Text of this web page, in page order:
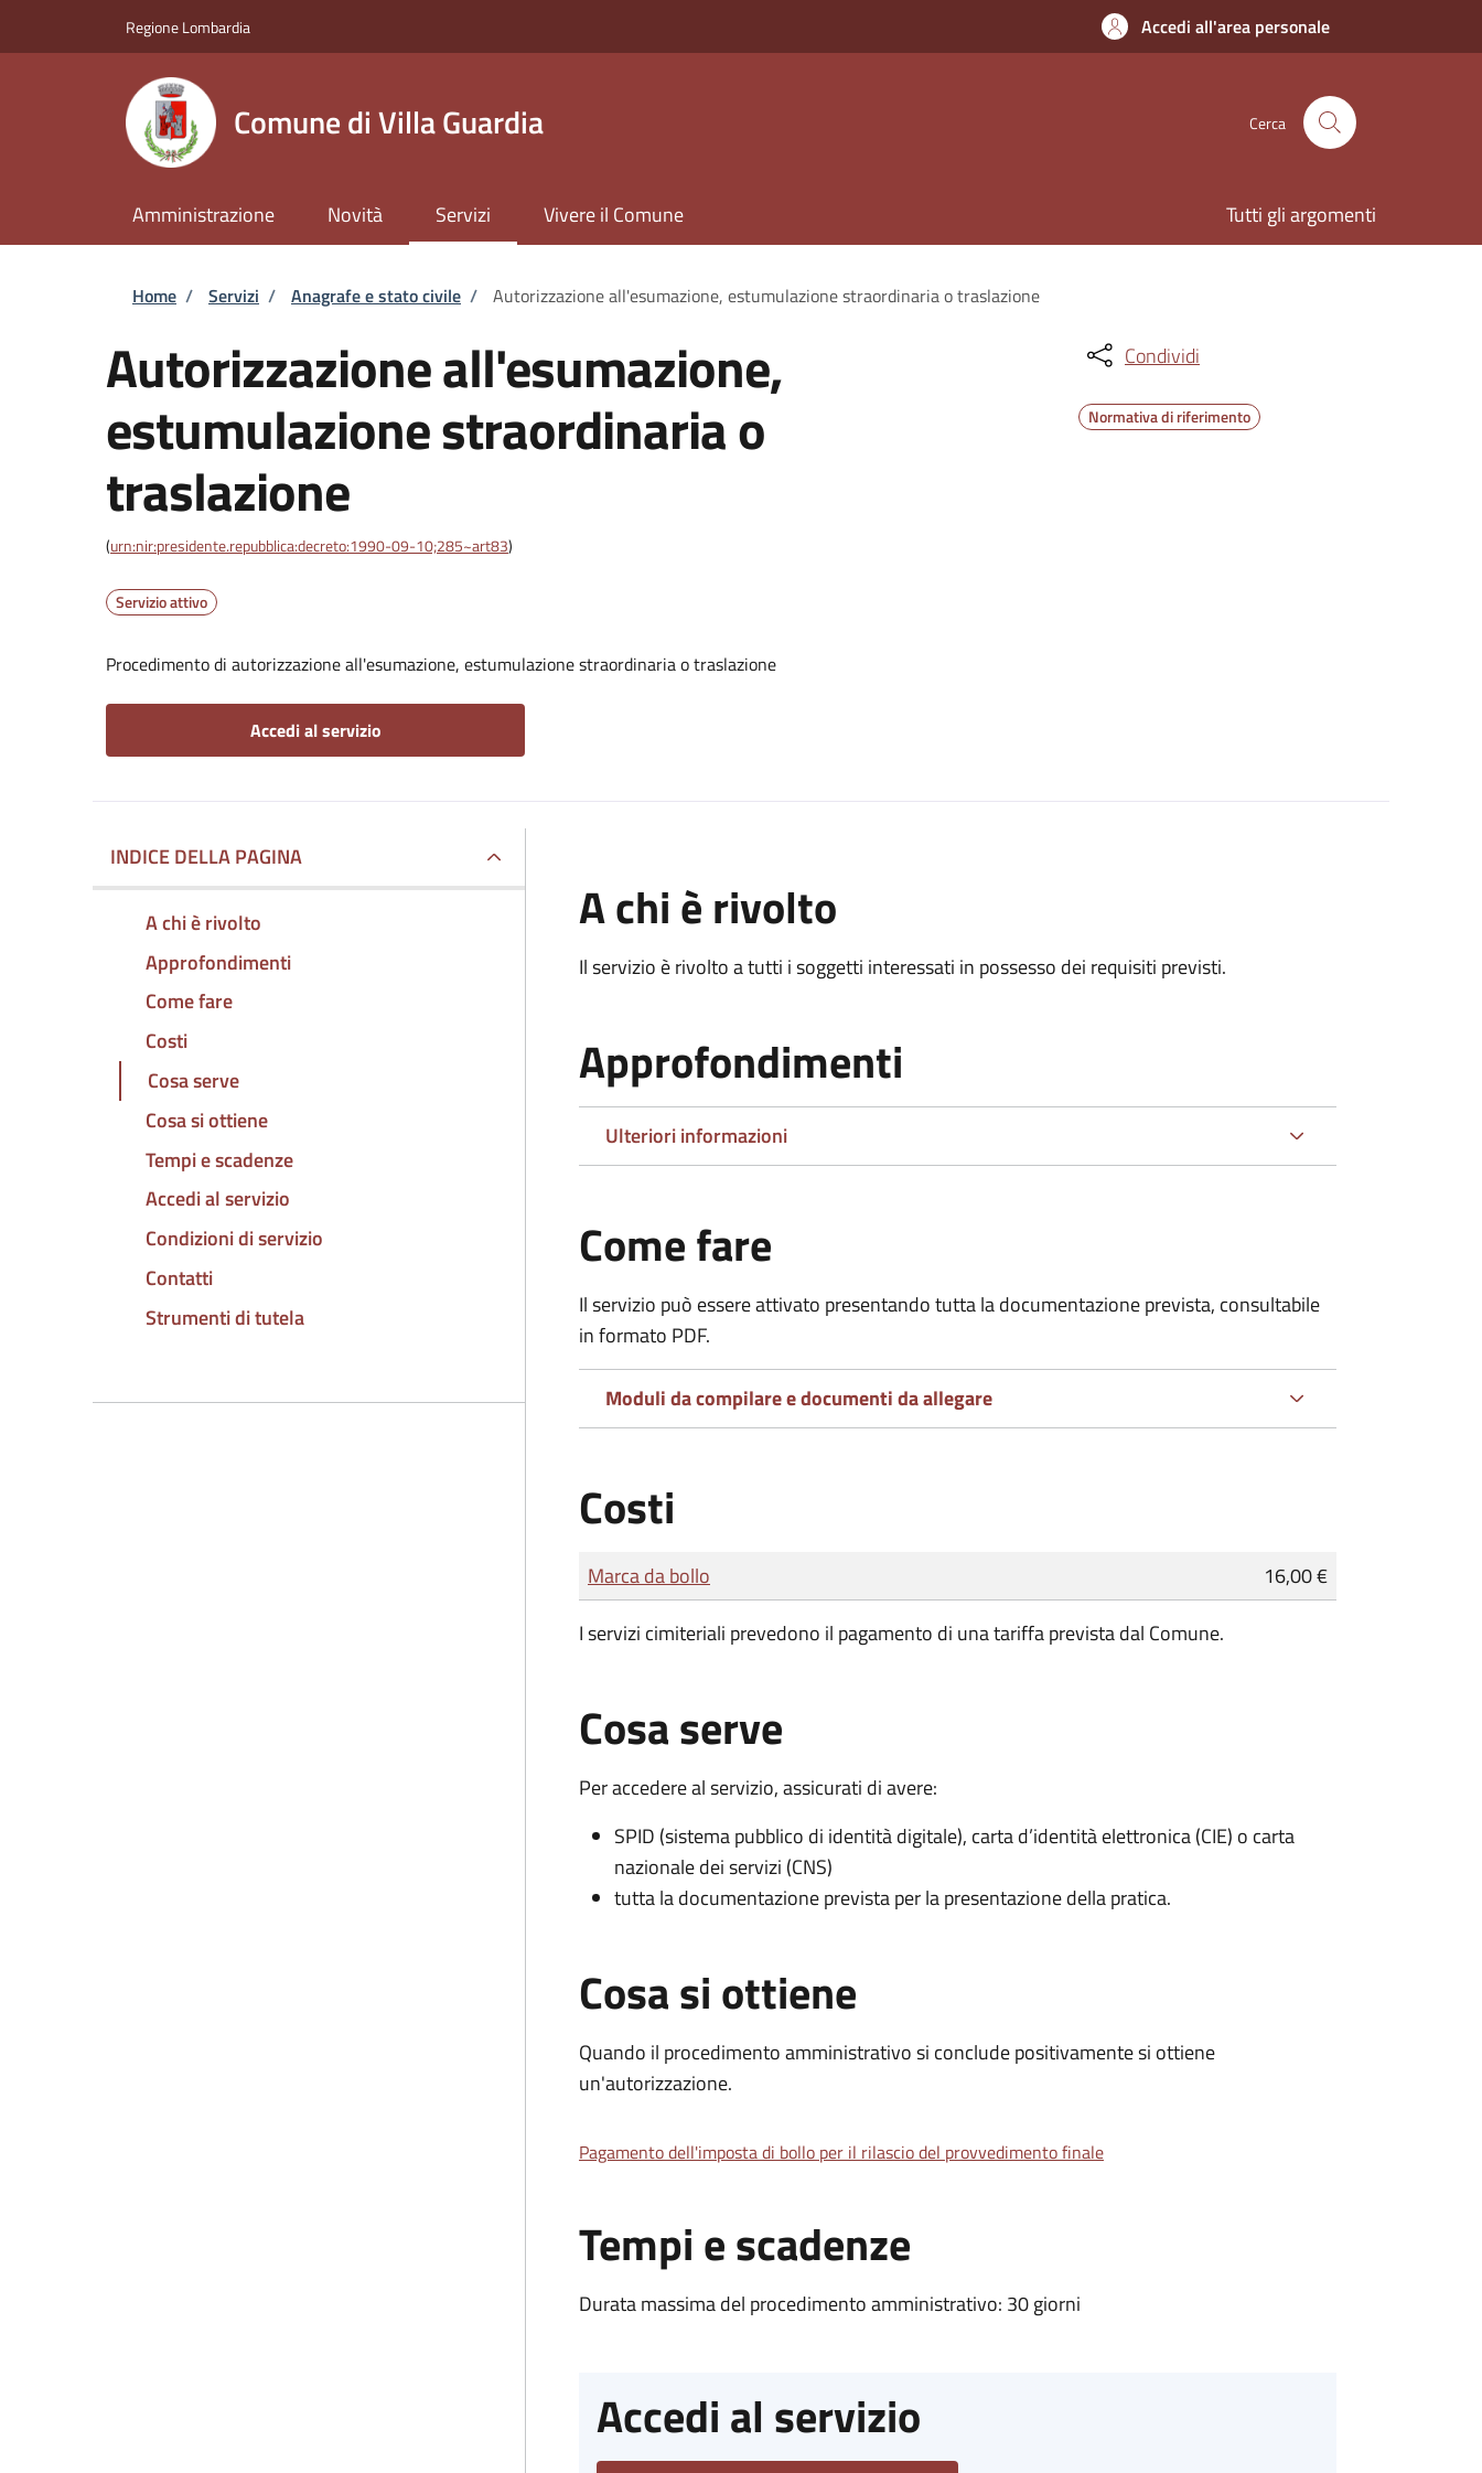
Regione Lombardia Accedi all'area personale
Comune di Villa Guardia Cerca
Amministrazione Novità Servizi Vivere il Comune Tutti gli argomenti
Briciole di pane
Home / Servizi / Anagrafe e stato civile / Autorizzazione all'esumazione, estumulazione straordinaria o traslazione
Autorizzazione all'esumazione,
estumulazione straordinaria o
traslazione
(urn:nir:presidente.repubblica:decreto:1990-09-10;285~art83)
Servizio attivo
Procedimento di autorizzazione all'esumazione, estumulazione straordinaria o traslazione
Accedi al servizio
Condividi
Normativa di riferimento
INDICE DELLA PAGINA
A chi è rivolto
Approfondimenti
Come fare
Costi
Cosa serve
Cosa si ottiene
Tempi e scadenze
Accedi al servizio
Condizioni di servizio
Contatti
Strumenti di tutela
A chi è rivolto
Il servizio è rivolto a tutti i soggetti interessati in possesso dei requisiti previsti.
Approfondimenti
Ulteriori informazioni
Come fare
Il servizio può essere attivato presentando tutta la documentazione prevista, consultabile
in formato PDF.
Moduli da compilare e documenti da allegare
Costi
Tipo di pagamento
Importo
Marca da bollo
16,00 €
I servizi cimiteriali prevedono il pagamento di una tariffa prevista dal Comune.
Cosa serve
Per accedere al servizio, assicurati di avere:
SPID (sistema pubblico di identità digitale), carta d’identità elettronica (CIE) o carta
nazionale dei servizi (CNS)
tutta la documentazione prevista per la presentazione della pratica.
Cosa si ottiene
Quando il procedimento amministrativo si conclude positivamente si ottiene
un'autorizzazione.
Pagamento dell'imposta di bollo per il rilascio del provvedimento finale
Tempi e scadenze
Durata massima del procedimento amministrativo: 30 giorni
Accedi al servizio